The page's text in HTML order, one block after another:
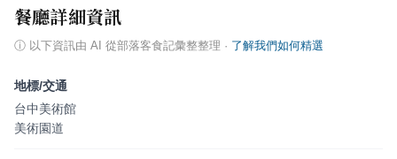
餐廳詳細資訊
ⓘ 以下資訊由 AI 從部落客食記彙整整理 · 了解我們如何精選
地標/交通
台中美術館
美術園道